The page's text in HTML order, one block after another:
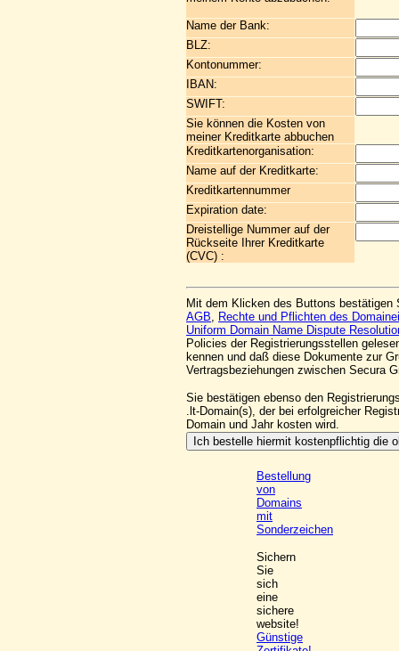
Name der Bank:
BLZ:
Kontonummer:
IBAN:
SWIFT:
Sie können die Kosten von
meiner Kreditkarte abbuchen
Kreditkartenorganisation:
Name auf der Kreditkarte:
Kreditkartennummer
Expiration date:
Dreistellige Nummer auf der
Rückseite Ihrer Kreditkarte
(CVC) :
Mit dem Klicken des Buttons bestätigen
AGB, Rechte und Pflichten des
Uniform Domain Name Dispute
Policies der Registrierungsstellen
kennen und daß diese Dokumente zur
Vertragsbeziehungen zwischen Secura
Sie bestätigen ebenso den
.lt-Domain(s), der bei erfolgreicher
Domain und Jahr kosten wird.
Bestellung
von
Domains
mit
Sonderzeichen
Sichern
Sie
sich
eine
sichere
website!
Günstige